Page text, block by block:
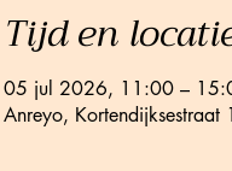
Tijd en
05 jul 2026, 11:00 –
Anreyo,